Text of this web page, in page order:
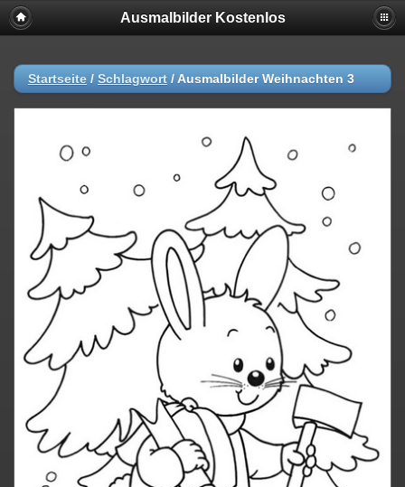
Ausmalbilder Kostenlos
Startseite / Schlagwort / Ausmalbilder Weihnachten 3